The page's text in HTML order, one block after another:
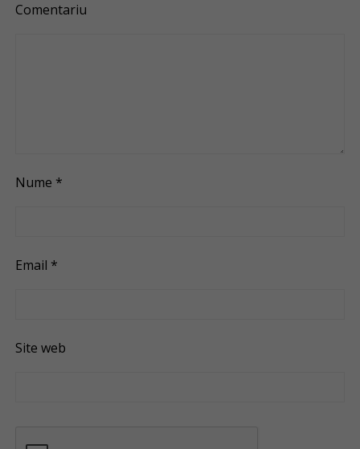
Comentariu
Nume *
Email *
Site web